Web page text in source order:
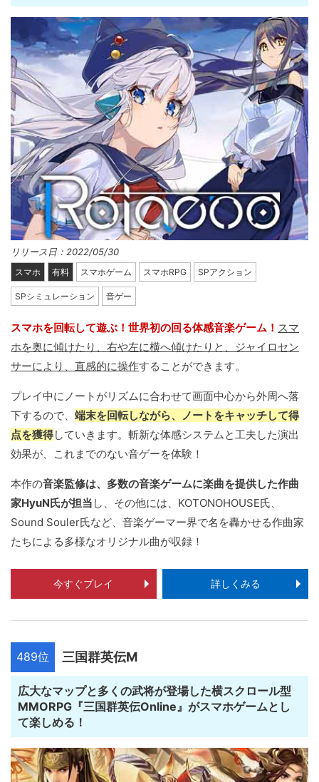
リリース日：2022/05/30
スマホ 有料 スマホゲーム スマホRPG SPアクション
SPシミュレーション 音ゲー
スマホを回転して遊ぶ！世界初の回る体感音楽ゲーム！ スマ
ホを奥に傾けたり、右や左に横へ傾けたりと、ジャイロセン
サーにより、直感的に操作することができます。
プレイ中にノートがリズムに合わせて画面中心から外周へ落
下するので、 端末を回転しながら、ノートをキャッチして得
点を獲得していきます。斬新な体感システムと工夫した演出
効果が、これまでのない音ゲーを体験！
本作の音楽監修は、多数の音楽ゲームに楽曲を提供した作曲
家HyuN氏が担当 し、その他には、KOTONOHOUSE氏、
Sound Souler氏など、音楽ゲーマー界で名を轟かせる作曲家
たちによる多様なオリジナル曲が収録！
今すぐプレイ 詳しくみる
489位 三国群英伝M
広大なマップと多くの武将が登場した横スクロール型
MMORPG『三国群英伝Online』がスマホゲームとし
て楽しめる！